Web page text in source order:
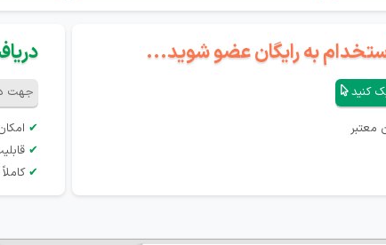
به رایگان عضو شوید...
کنید
معتبر
جهت
✔
✔
✔